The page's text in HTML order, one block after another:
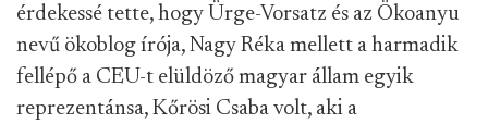
érdekessé tette, hogy Ürge-Vorsatz és az Ökoanyu
nevű ökoblog írója, Nagy Réka mellett a harmadik
fellépő a CEU-t elüldöző magyar állam egyik
reprezentánsa, Kőrösi Csaba volt, aki a